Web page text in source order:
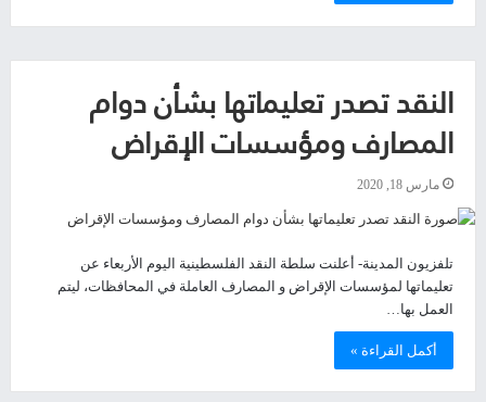
النقد تصدر تعليماتها بشأن دوام
المصارف ومؤسسات الإقراض
مارس 18, 2020
تلفزيون المدينة- أعلنت سلطة النقد الفلسطينية اليوم الأربعاء عن
تعليماتها لمؤسسات الإقراض و المصارف العاملة في المحافظات، ليتم
العمل بها…
أكمل القراءة »